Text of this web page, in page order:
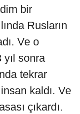
bir
Rusların
Ve o
yıl sonra
tekrar
kaldı. Ve
çıkardı.